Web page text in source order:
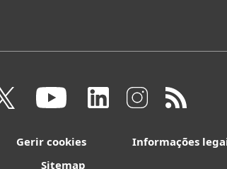
Gerir cookies
Informações
Sitemap